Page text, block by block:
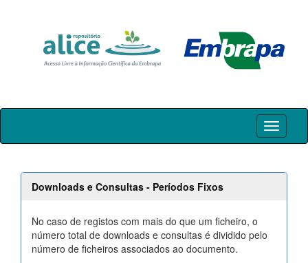
Skip
Downloads e Consultas - Períodos Fixos
No caso de registos com mais do que um ficheiro, o
número total de downloads e consultas é dividido pelo
número de ficheiros associados ao documento.